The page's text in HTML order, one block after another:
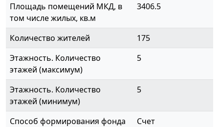
Площадь помещений МКД, в
том числе жилых, кв.м
3406.5
Количество жителей
175
Этажность. Количество
этажей (максимум)
5
Этажность. Количество
этажей (минимум)
5
Способ формирования фонда Счет